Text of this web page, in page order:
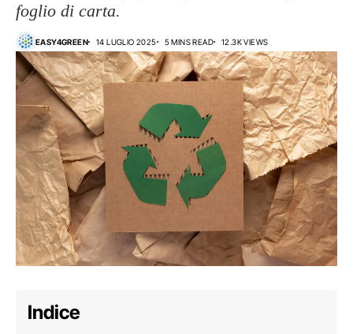
foglio di carta.
EASY4GREEN 14 LUGLIO 2025 5 MINS READ 12.3K VIEWS
Indice